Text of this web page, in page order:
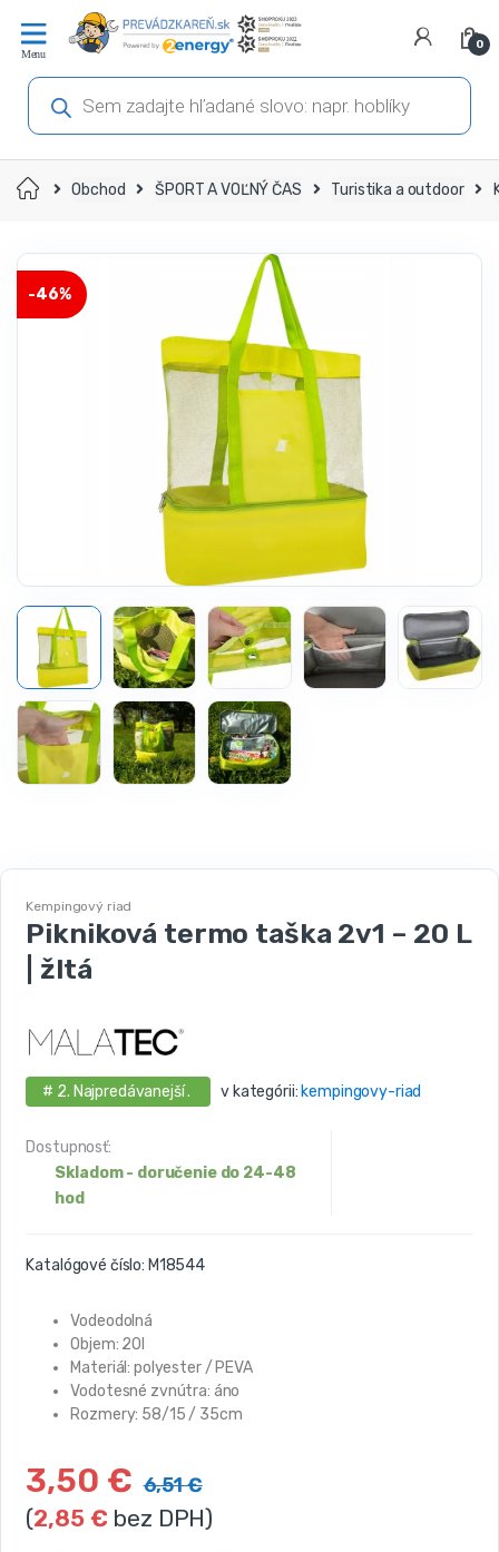
navigáciu
obsah
0
Products
search
Domov Obchod ŠPORT A VOĽNÝ ČAS Turistika a outdoor
-46%
Kempingový riad
Pikniková termo taška 2v1 – 20 L
| žltá
# 2. Najpredávanejší . v kategórii: kempingovy-riad
Dostupnosť:
Skladom - doručenie do 24-48
hod
Katalógové číslo: M18544
Vodeodolná
Objem: 20l
Materiál: polyester / PEVA
Vodotesné zvnútra: áno
Rozmery: 58/15 / 35cm
3,50 € 6,51€
(2,85 € bez DPH)